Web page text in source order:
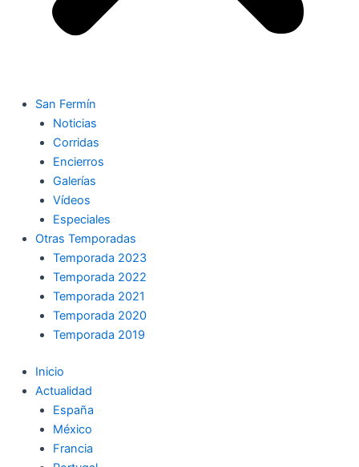
San Fermín
Noticias
Corridas
Encierros
Galerías
Vídeos
Especiales
Otras Temporadas
Temporada 2023
Temporada 2022
Temporada 2021
Temporada 2020
Temporada 2019
Inicio
Actualidad
España
México
Francia